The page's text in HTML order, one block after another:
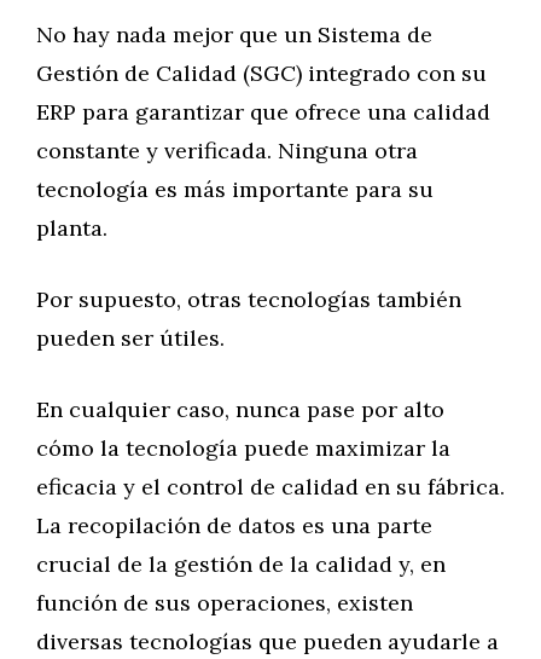
No hay nada mejor que un Sistema de
Gestión de Calidad (SGC) integrado con su
ERP para garantizar que ofrece una calidad
constante y verificada. Ninguna otra
tecnología es más importante para su
planta.
Por supuesto, otras tecnologías también
pueden ser útiles.
En cualquier caso, nunca pase por alto
cómo la tecnología puede maximizar la
eficacia y el control de calidad en su fábrica.
La recopilación de datos es una parte
crucial de la gestión de la calidad y, en
función de sus operaciones, existen
diversas tecnologías que pueden ayudarle a